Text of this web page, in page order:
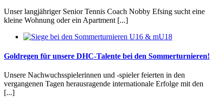
Unser langjähriger Senior Tennis Coach Nobby Efsing sucht eine
kleine Wohnung oder ein Apartment [...]
Goldregen für unsere DHC-Talente bei den Sommerturnieren!
Unsere Nachwuchsspielerinnen und -spieler feierten in den
vergangenen Tagen herausragende internationale Erfolge mit den
[...]